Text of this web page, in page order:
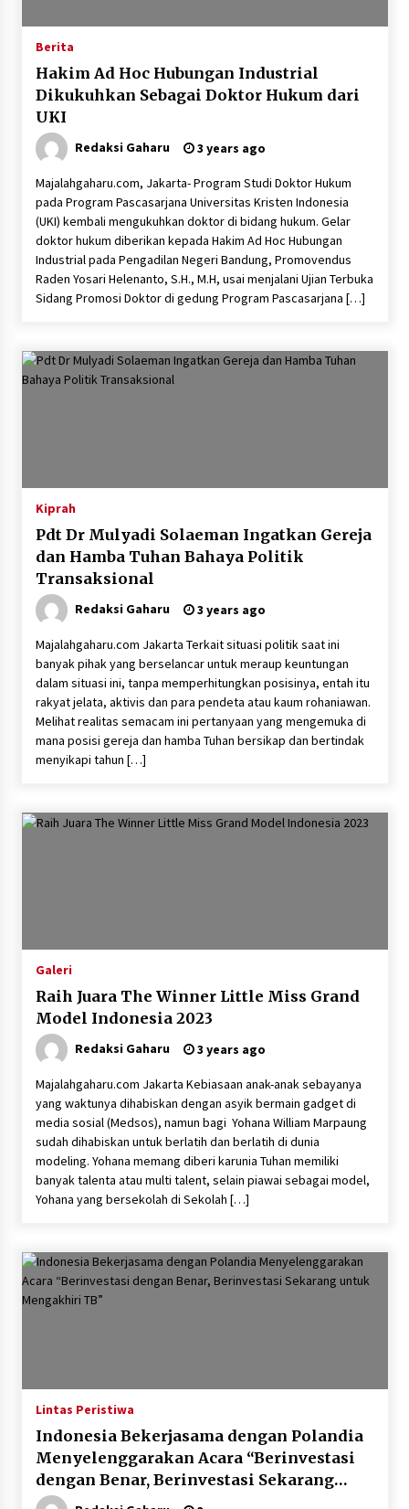
Berita
Hakim Ad Hoc Hubungan Industrial
Dikukuhkan Sebagai Doktor Hukum dari
UKI
Redaksi Gaharu 3 years ago
Majalahgaharu.com, Jakarta- Program Studi Doktor Hukum
pada Program Pascasarjana Universitas Kristen Indonesia
(UKI) kembali mengukuhkan doktor di bidang hukum. Gelar
doktor hukum diberikan kepada Hakim Ad Hoc Hubungan
Industrial pada Pengadilan Negeri Bandung, Promovendus
Raden Yosari Helenanto, S.H., M.H, usai menjalani Ujian Terbuka
Sidang Promosi Doktor di gedung Program Pascasarjana […]
Kiprah
Pdt Dr Mulyadi Solaeman Ingatkan Gereja
dan Hamba Tuhan Bahaya Politik
Transaksional
Redaksi Gaharu 3 years ago
Majalahgaharu.com Jakarta Terkait situasi politik saat ini
banyak pihak yang berselancar untuk meraup keuntungan
dalam situasi ini, tanpa memperhitungkan posisinya, entah itu
rakyat jelata, aktivis dan para pendeta atau kaum rohaniawan.
Melihat realitas semacam ini pertanyaan yang mengemuka di
mana posisi gereja dan hamba Tuhan bersikap dan bertindak
menyikapi tahun […]
Galeri
Raih Juara The Winner Little Miss Grand
Model Indonesia 2023
Redaksi Gaharu 3 years ago
Majalahgaharu.com Jakarta Kebiasaan anak-anak sebayanya
yang waktunya dihabiskan dengan asyik bermain gadget di
media sosial (Medsos), namun bagi Yohana William Marpaung
sudah dihabiskan untuk berlatih dan berlatih di dunia
modeling. Yohana memang diberi karunia Tuhan memiliki
banyak talenta atau multi talent, selain piawai sebagai model,
Yohana yang bersekolah di Sekolah […]
Lintas Peristiwa
Indonesia Bekerjasama dengan Polandia
Menyelenggarakan Acara “Berinvestasi
dengan Benar, Berinvestasi Sekarang
untuk Mengakhiri TB”